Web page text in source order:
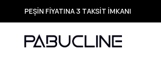
TÜM ÜRÜNLERDE ÜCRETSİZ KARGO
Seçili Ürünlerde Hızlı Teslimat